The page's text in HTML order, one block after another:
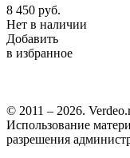
8 450 руб.
Нет в наличии
Добавить
в избранное
© 2011 – 2026.
Использование
разрешения